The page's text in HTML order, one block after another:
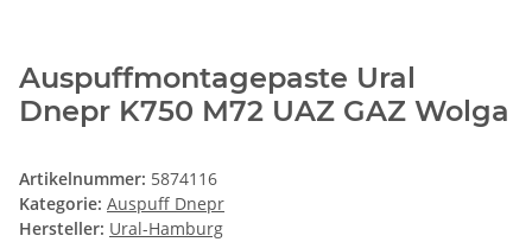
Auspuffmontagepaste Ural
Dnepr K750 M72 UAZ GAZ Wolga
Artikelnummer: 5874116
Kategorie: Auspuff Dnepr
Hersteller: Ural-Hamburg